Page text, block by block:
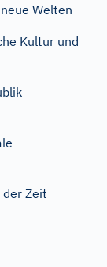
Welten
Kultur und
–
Zeit